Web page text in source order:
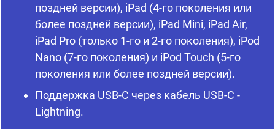
поздней версии), iPad (4-го поколения или
более поздней версии), iPad Mini, iPad Air,
iPad Pro (только 1-го и 2-го поколения), iPod
Nano (7-го поколения) и iPod Touch (5-го
поколения или более поздней версии).
Поддержка USB-C через кабель USB-C -
Lightning.